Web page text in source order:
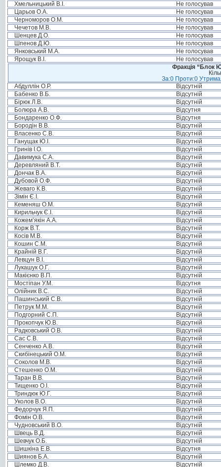
Хмельницький В.І.
Не голосував
Царьов О.А.
Не голосував
Черноморов О.М.
Не голосував
Чечетов М.В.
Не голосував
Шенцев Д.О.
Не голосував
Шпенов Д.Ю.
Не голосував
Янковський М.А.
Не голосував
Ярощук В.І.
Не голосував
Фракція “Блок
За:0 Проти:0
Абдуллін О.Р.
Відсутній
Бабенко В.Б.
Відсутній
Бірюк Л.В.
Відсутній
Болюра А.В.
Відсутня
Бондаренко О.Ф.
Відсутня
Бородін В.В.
Відсутній
Власенко С.В.
Відсутній
Ганущак Ю.І.
Відсутній
Гринів І.О.
Відсутній
Давимука С.А.
Відсутній
Деревляний В.Т.
Відсутній
Дончак В.А.
Відсутній
Дубовой О.Ф.
Відсутній
Жеваго К.В.
Відсутній
Зімін Є.І.
Відсутній
Кеменяш О.М.
Відсутній
Кирильчук Є.І.
Відсутній
Кожем’якін А.А.
Відсутній
Корж В.Т.
Відсутній
Косів М.В.
Відсутній
Кошин С.М.
Відсутній
Крайній В.Г.
Відсутній
Левцун В.І.
Відсутній
Лукашук О.Г.
Відсутній
Макієнко В.П.
Відсутній
Мостіпан У.М.
Відсутня
Олійник В.С.
Відсутній
Пашинський С.В.
Відсутній
Петрук М.М.
Відсутній
Подгорний С.П.
Відсутній
Прокопчук Ю.В.
Відсутній
Радковський О.В.
Відсутній
Сас С.В.
Відсутній
Сенченко А.В.
Відсутній
Скибінецький О.М.
Відсутній
Соколов М.В.
Відсутній
Стешенко О.М.
Відсутній
Таран В.В.
Відсутній
Тищенко О.І.
Відсутній
Триндюк Ю.Г.
Відсутній
Уколов В.О.
Відсутній
Федорчук Я.П.
Відсутній
Фомін О.В.
Відсутній
Чудновський В.О.
Відсутній
Швець В.Д.
Відсутній
Шевчук О.Б.
Відсутній
Шишкіна Е.В.
Відсутня
Шиянов Б.А.
Відсутній
Шлемко Д.В.
Відсутній